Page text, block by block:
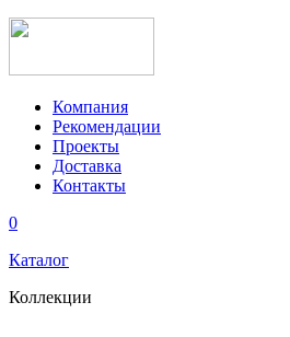
Компания
Рекомендации
Проекты
Доставка
Контакты
0
Каталог
Коллекции